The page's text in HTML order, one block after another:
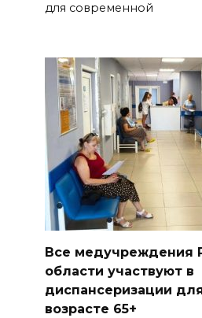
для современной
Все медучреждения
области участвуют в
диспансеризации
возрасте 65+